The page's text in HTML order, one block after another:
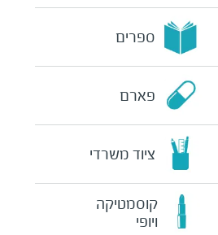
ספרים
פארם
ציוד משרדי
קוסמטיקה
ויופי